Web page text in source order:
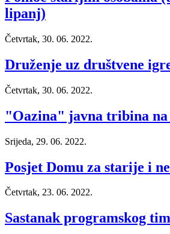
lipanj)
Četvrtak, 30. 06. 2022.
Druženje uz društvene
Četvrtak, 30. 06. 2022.
"Oazina" javna tribina na
Srijeda, 29. 06. 2022.
Posjet Domu za starije i
Četvrtak, 23. 06. 2022.
Sastanak programskog